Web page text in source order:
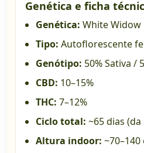
Genética e ficha
Genética: White Widow
Tipo: Autoflorescente
Genótipo: 50% Sativa /
CBD: 10–15%
THC: 7–12%
Ciclo total: ~65 dias
Altura indoor: ~70–140